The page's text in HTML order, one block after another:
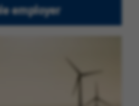
employer